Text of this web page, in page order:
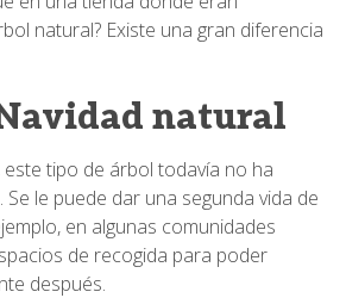
natural? Existe una gran diferencia
natural
tipo de árbol todavía no ha
le puede dar una segunda vida de
en algunas comunidades
de recogida para poder
después.